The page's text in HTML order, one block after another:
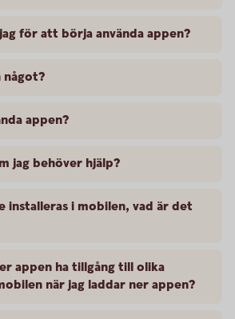
för att börja använda appen?
något?
appen?
jag behöver hjälp?
installeras i mobilen, vad är det
appen ha tillgång till olika
när jag laddar ner appen?